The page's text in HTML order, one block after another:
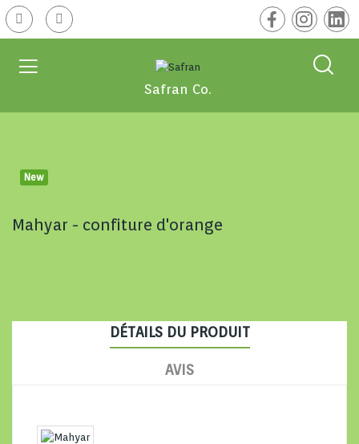
Safran Co.
New
Mahyar - confiture d'orange
DÉTAILS DU PRODUIT
AVIS